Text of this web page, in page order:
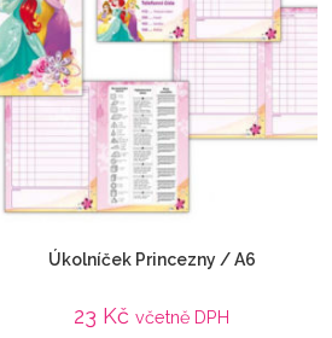
Úkolníček Princezny / A6
23 Kč včetně DPH